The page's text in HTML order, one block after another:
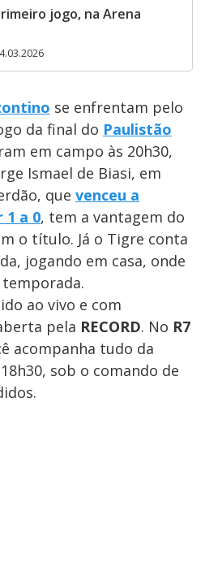
jogo, na Arena
se enfrentam pelo
da final do Paulistão
em campo às 20h30,
Ismael de Biasi, em
que venceu a
a 0, tem a vantagem do
o título. Já o Tigre conta
jogando em casa, onde
ao vivo e com
pela RECORD. No R7
acompanha tudo da
sob o comando de